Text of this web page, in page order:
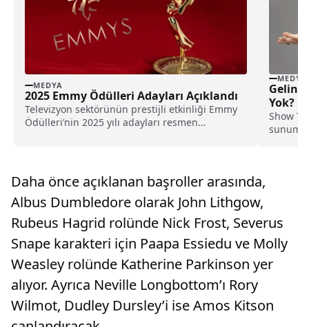
MEDYA
2025 Emmy Ödülleri Adayları Açıklandı
Televizyon sektörünün prestijli etkinliği Emmy
Ödülleri’nin 2025 yılı adayları resmen
MEDYA
Gelin
Yok?
Show
Daha önce açıklanan başroller arasında,
Albus Dumbledore olarak John Lithgow,
Rubeus Hagrid rolünde Nick Frost, Severus
Snape karakteri için Paapa Essiedu ve Molly
Weasley rolünde Katherine Parkinson yer
alıyor. Ayrıca Neville Longbottom’ı Rory
Wilmot, Dudley Dursley’i ise Amos Kitson